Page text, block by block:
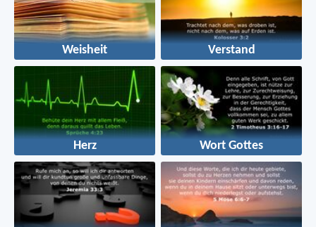
Weisheit Verstand
Herz Wort Gottes